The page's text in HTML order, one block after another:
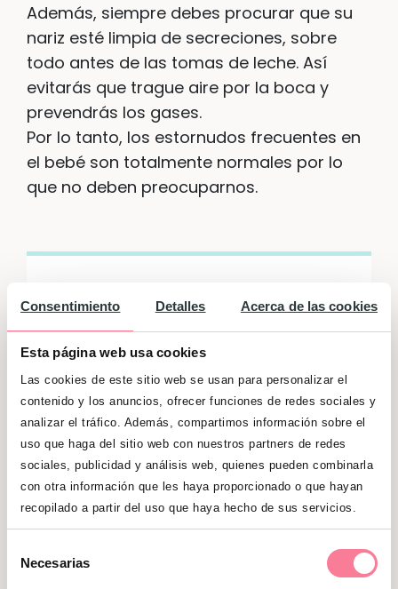
Consentimiento Detalles Acerca de las cookies
Esta página web usa cookies
Las cookies de este sitio web se usan para personalizar el
contenido y los anuncios, ofrecer funciones de redes sociales y
analizar el tráfico. Además, compartimos información sobre el
uso que haga del sitio web con nuestros partners de redes
sociales, publicidad y análisis web, quienes pueden combinarla
con otra información que les haya proporcionado o que hayan
recopilado a partir del uso que haya hecho de sus servicios.
Necesarias
Además, siempre debes procurar que su
nariz esté limpia de secreciones, sobre
todo antes de las tomas de leche. Así
evitarás que trague aire por la boca y
prevendrás los gases.
Por lo tanto, los estornudos frecuentes en
el bebé son totalmente normales por lo
que no deben preocuparnos.
imprescindibles para tu bebé
valorada en 100 euros
¡CONSIGUE LA TUYA!